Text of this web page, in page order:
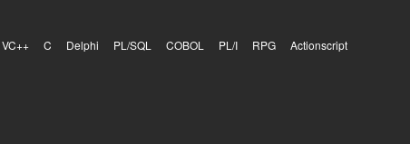
VC++ C Delphi PL/SQL COBOL PL/I RPG
Actionscript